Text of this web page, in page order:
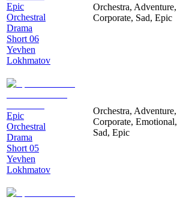
Epic
Orchestral
Drama
Short 06
Yevhen
Lokhmatov
Orchestra, Adventure,
Corporate, Sad, Epic
Epic
Orchestral
Drama
Short 05
Yevhen
Lokhmatov
Orchestra, Adventure,
Corporate, Emotional,
Sad, Epic